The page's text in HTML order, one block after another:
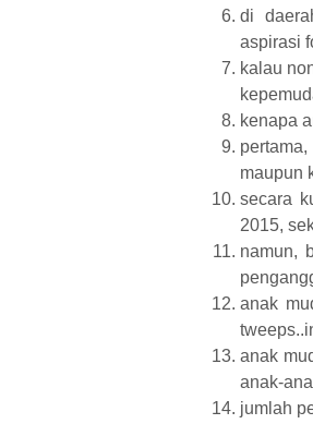
di
aspirasi
kalau
kenapa
maupun
secara
2015,
namun,
anak
anak
anak-
jumlah